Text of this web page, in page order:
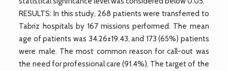
RESULTS: In this study, 268 patients were transferred to
Tabriz hospitals by 167 missions performed. The mean
age of patients was 34.26±19.43, and 173 (65%) patients
were male. The most common reason for call-out was
the need for professional care (91.4%). The target of the